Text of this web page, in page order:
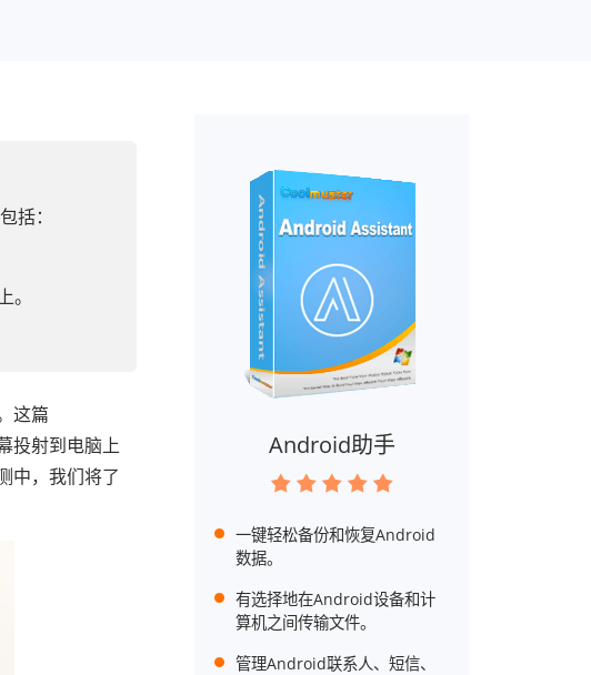
括：
这篇
投射到电脑上
中，我们将了
Android助手
一键轻松备份和恢复Android
数据。
有选择地在Android设备和计
算机之间传输文件。
管理Android联系人、短信、